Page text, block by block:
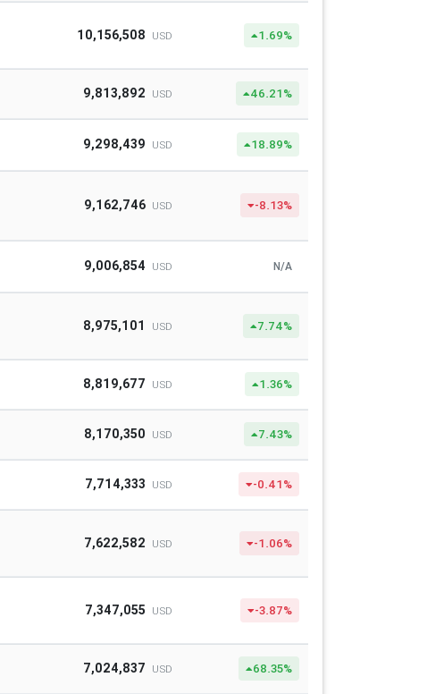
10,156,508 USD 1.69%
9,813,892 USD 46.21%
9,298,439 USD 18.89%
9,162,746 USD -8.13%
9,006,854 USD N/A
8,975,101 USD 7.74%
8,819,677 USD 1.36%
8,170,350 USD 7.43%
7,714,333 USD -0.41%
7,622,582 USD -1.06%
7,347,055 USD -3.87%
7,024,837 USD 68.35%